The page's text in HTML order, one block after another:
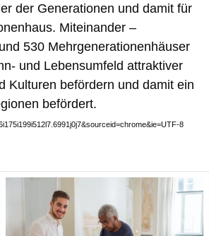
der Generationen und damit für
Miteinander –
530 Mehrgenerationenhäuser
und Lebensumfeld attraktiver
Kulturen befördern und damit ein
befördert.
8